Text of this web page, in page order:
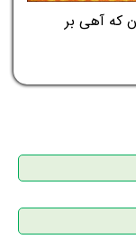
بزن که آهی بر